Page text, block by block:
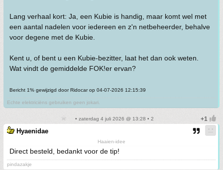
Lang verhaal kort: Ja, een Kubie is handig, maar komt wel met
een aantal nadelen voor iedereen en z'n netbeheerder, behalve
voor degene met de Kubie.
Kent u, of bent u een Kubie-bezitter, laat het dan ook weten.
Wat vindt de gemiddelde FOK!er ervan?
Bericht 1% gewijzigd door Ridocar op 04-07-2026 12:15:39
Echte elektriciëns gebruiken geen jokari.
• zaterdag 4 juli 2026 @ 13:28 • 2
Hyaenidae
Haaien-idee
Direct besteld, bedankt voor de tip!
pindazakje